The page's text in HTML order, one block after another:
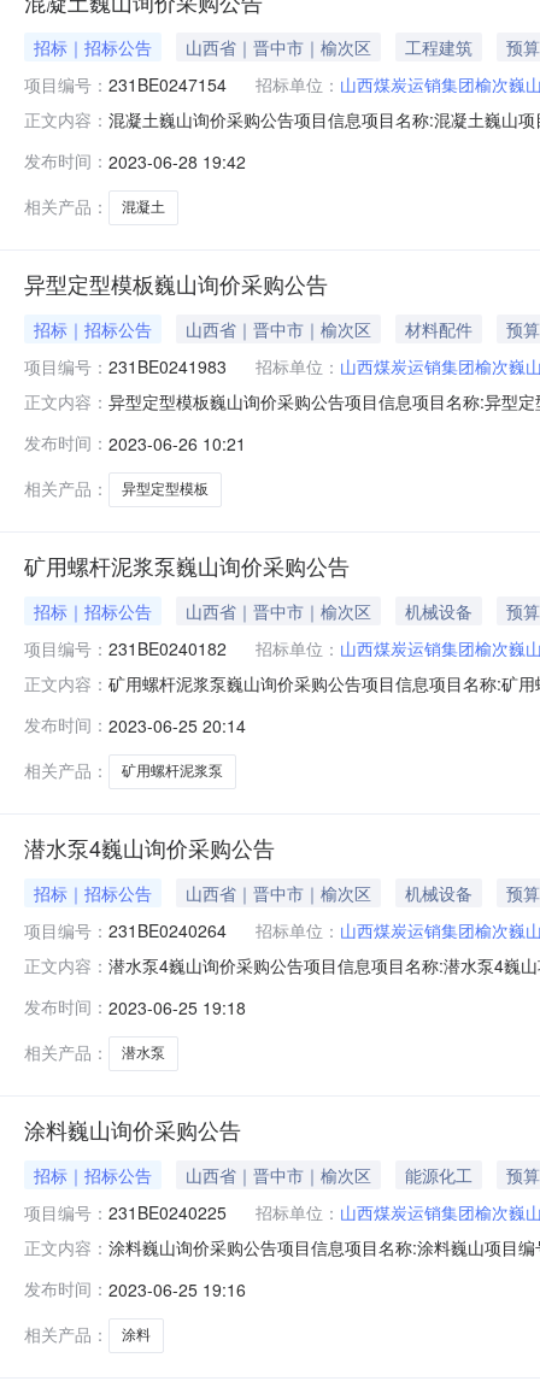
招标｜招标公告 山西省｜晋中市｜榆次区 工程建筑
预
项目编号： 231BE0247154 招标单位： 山西煤炭运销集团榆次巍
正文内容： 混凝土巍山询价采购公告项目信息项目名称:混凝土巍山
说明附件:工期(天):3工期说明:无招标/采购范围:山西资
发布时间： 2023-06-28 19:42
相关产品：
混凝土
异型定型模板巍山询价采购公告
招标｜招标公告 山西省｜晋中市｜榆次区 材料配件
预
项目编号： 231BE0241983 招标单位： 山西煤炭运销集团榆次巍
正文内容： 异型定型模板巍山询价采购公告项目信息项目名称:异型
（元）:180000采购控制价说明:采购控制价说明附件:工
发布时间： 2023-06-26 10:21
相关产品：
异型定型模板
矿用螺杆泥浆泵巍山询价采购公告
招标｜招标公告 山西省｜晋中市｜榆次区 机械设备
预
项目编号： 231BE0240182 招标单位： 山西煤炭运销集团榆次巍
正文内容： 矿用螺杆泥浆泵巍山询价采购公告项目信息项目名称:矿
（元）:175000采购控制价说明:采购控制价说明附件:工
发布时间： 2023-06-25 20:14
相关产品：
矿用螺杆泥浆泵
潜水泵4巍山询价采购公告
招标｜招标公告 山西省｜晋中市｜榆次区 机械设备
预
项目编号： 231BE0240264 招标单位： 山西煤炭运销集团榆次巍
正文内容： 潜水泵4巍山询价采购公告项目信息项目名称:潜水泵4巍
购控制价说明附件:工期(天):3工期说明:无招标/采购范围
发布时间： 2023-06-25 19:18
相关产品：
潜水泵
涂料巍山询价采购公告
招标｜招标公告 山西省｜晋中市｜榆次区 能源化工
预
项目编号： 231BE0240225 招标单位： 山西煤炭运销集团榆次巍
正文内容： 涂料巍山询价采购公告项目信息项目名称:涂料巍山项目
工期(天):3工期说明:无招标/采购范围:山西资格条件:资
发布时间： 2023-06-25 19:16
相关产品：
涂料